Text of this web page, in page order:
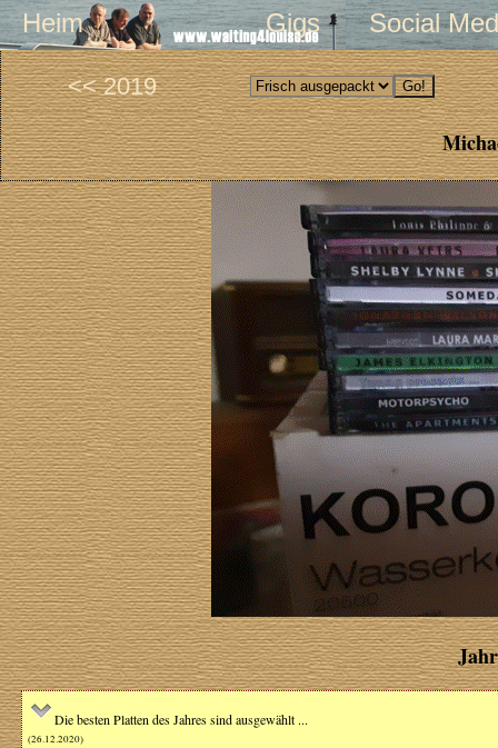
Heim Gigs Social
<< 2019
Die besten Platten des Jahres sind ausgewählt ...
(26.12.2020)